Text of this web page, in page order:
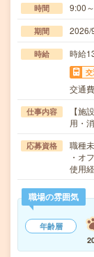
時間 9:00
期間 2026/
時給 時給
交通
仕事内容
【施
用・
応募資格
職種
・オ
使用
職場の雰囲気
年齢層